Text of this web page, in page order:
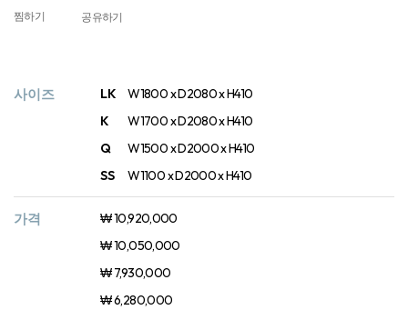
찜하기 공유하기
사이즈 LK
W1800 x D2080 x H410
K
W1700 x D2080 x H410
Q
W1500 x D2000 x H410
SS
W1100 x D2000 x H410
가격
₩ 10,920,000
₩ 10,050,000
₩ 7,930,000
₩ 6,280,000